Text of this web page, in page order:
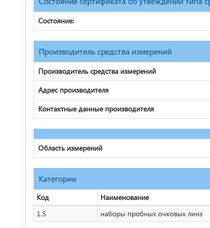
Состояние:
Производитель средства измерений
Производитель средства измерений
Адрес производителя
Контактные данные производителя
Область измерений
Категории
Код
Наименование
1.5
наборы пробных очковых линз